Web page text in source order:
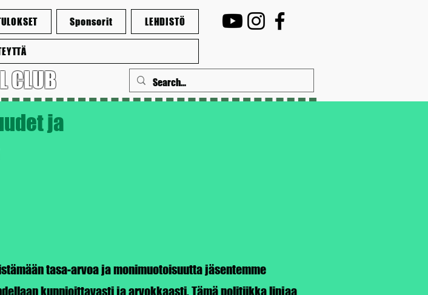
Sponsorit LEHDISTÖ
CLUB
ja
tasa-arvoa ja monimuotoisuutta jäsentemme
kunnioittavasti ja arvokkaasti. Tämä politiikka linjaa